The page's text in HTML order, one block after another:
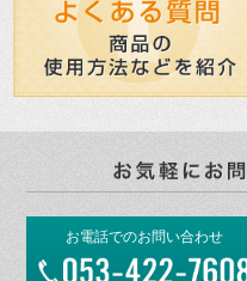
お電話でのお問い合わせ